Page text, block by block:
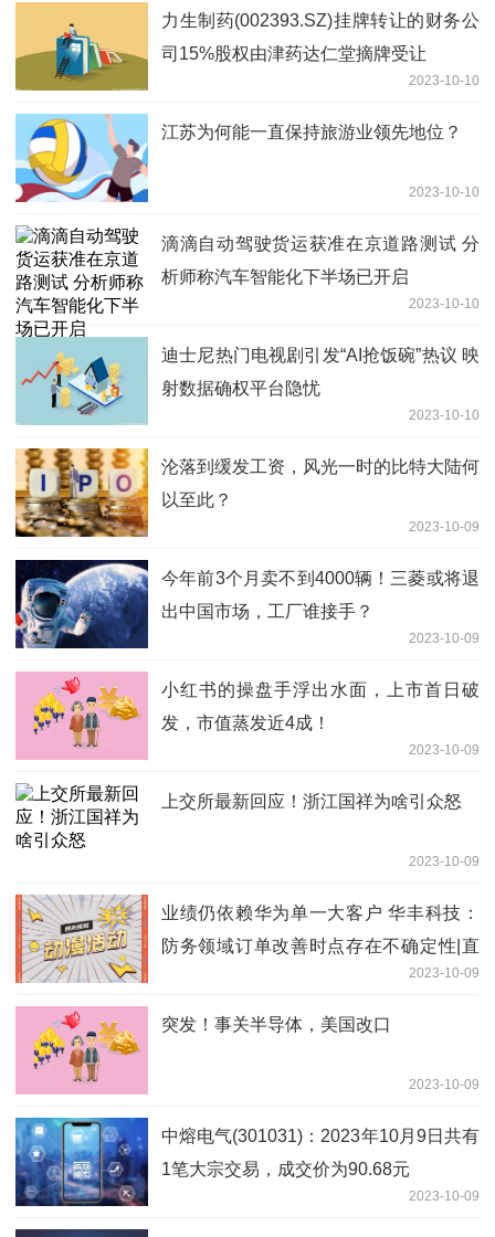
力生制药(002393.SZ)挂牌转让的财务公
司15%股权由津药达仁堂摘牌受让
2023-10-10
江苏为何能一直保持旅游业领先地位？
2023-10-10
滴滴自动驾驶货运获准在京道路测试 分
析师称汽车智能化下半场已开启
2023-10-10
迪士尼热门电视剧引发“AI抢饭碗”热议 映
射数据确权平台隐忧
2023-10-10
沦落到缓发工资，风光一时的比特大陆何
以至此？
2023-10-09
今年前3个月卖不到4000辆！三菱或将退
出中国市场，工厂谁接手？
2023-10-09
小红书的操盘手浮出水面，上市首日破
发，市值蒸发近4成！
2023-10-09
上交所最新回应！浙江国祥为啥引众怒
2023-10-09
业绩仍依赖华为单一大客户 华丰科技：
防务领域订单改善时点存在不确定性|直
2023-10-09
突发！事关半导体，美国改口
2023-10-09
中熔电气(301031)：2023年10月9日共有
1笔大宗交易，成交价为90.68元
2023-10-09